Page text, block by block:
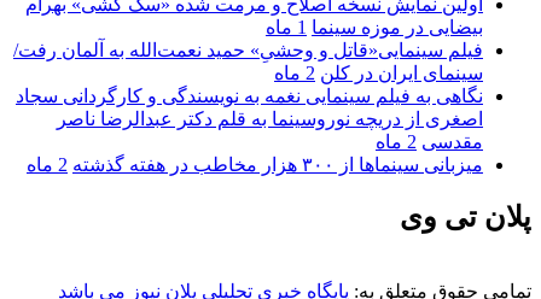
اولین نمایش نسخه اصلاح و مرمت شده «سگ کشی» بهرام
بیضایی در موزه سینما 1 ماه
فیلم سینمایی«قاتل و وحشیِ» حمید نعمت‌الله به آلمان رفت/
سینمای ایران در کلن 2 ماه
نگاهی به فیلم سینمایی نغمه به نویسندگی و کارگردانی سجاد
اصغری از دریچه نوروسینما به قلم دکتر عبدالرضا ناصر
مقدسی 2 ماه
میزبانی سینماها از ۳۰۰ هزار مخاطب در هفته گذشته
2 ماه
پلان تی وی
تمامی حقوق متعلق به: پایگاه خبری تحلیلی پلان نیوز می باشد